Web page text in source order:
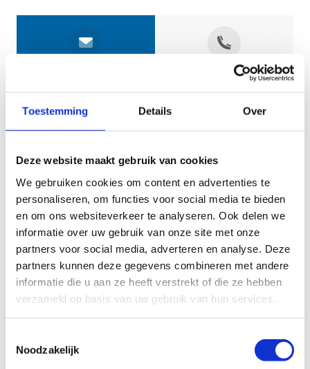
Toestemming Details Over
Deze website maakt gebruik van cookies
We gebruiken cookies om content en advertenties te
personaliseren, om functies voor social media te bieden
en om ons websiteverkeer te analyseren. Ook delen we
informatie over uw gebruik van onze site met onze
partners voor social media, adverteren en analyse. Deze
partners kunnen deze gegevens combineren met andere
informatie die u aan ze heeft verstrekt of die ze hebben
verzameld op basis van uw gebruik van hun services.
Noodzakelijk
Geef aan tot welk domein jouw vraag behoort
KIES EEN DOMEIN
Jouw vraag